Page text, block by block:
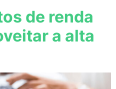
de renda
a alta